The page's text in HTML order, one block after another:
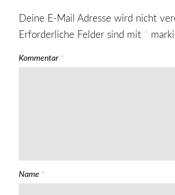
Deine E-Mail Adresse wird nicht
Erforderliche Felder sind mit *
Kommentar *
Name *